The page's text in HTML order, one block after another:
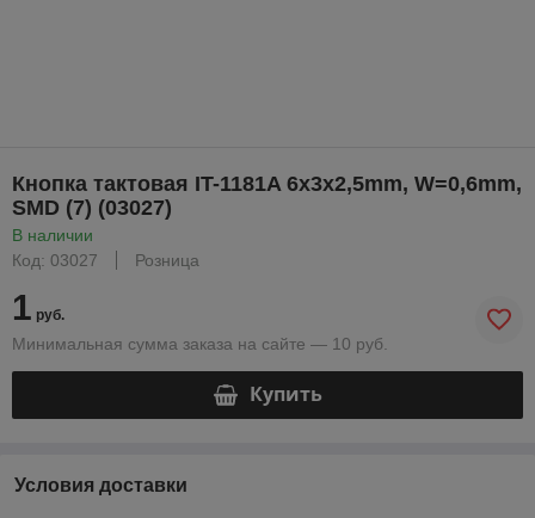
Кнопка тактовая IT-1181A 6x3x2,5mm, W=0,6mm,
SMD (7) (03027)
В наличии
Код: 03027
Розница
1 руб.
Минимальная сумма заказа на сайте — 10 руб.
Купить
Условия доставки